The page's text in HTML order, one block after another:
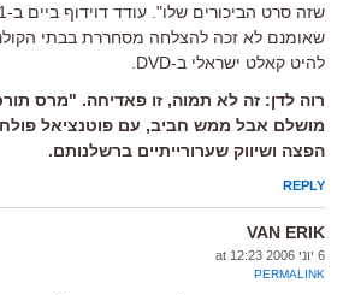
שאומנם לא זכה להצלחה מסחררת בבתי
להיט קאלט ישראלי ב-DVD.
רוה לדן: זה לא תמוה, זו פאדיחה. "מרס
מושלם אבל ממש חביב, עם פוטנציאל
הפצה ושיווק שערורייתיים ברשלנותם.
REPLY
VAN ERIK
6 יוני 2006 at 12:23
PERMALINK